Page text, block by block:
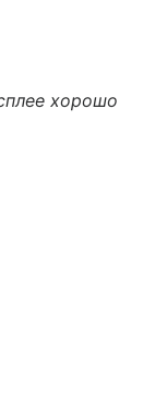
хорошо